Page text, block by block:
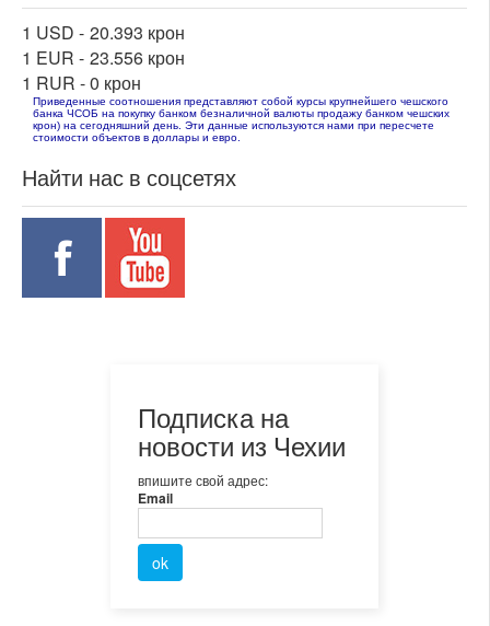
1 USD - 20.393 крон
1 EUR - 23.556 крон
1 RUR -0 крон
Приведенные соотношения представляют собой курсы крупнейшего чешского
банка ЧСОБ на покупку банком безналичной валюты продажу банком чешских
крон) на сегодняшний день. Эти данные используются нами при пересчете
стоимости объектов в доллары и евро.
Найти нас в соцсетях
Подписка на
новости из Чехии
впишите свой адрес:
Email